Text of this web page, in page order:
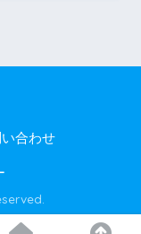
合わせ